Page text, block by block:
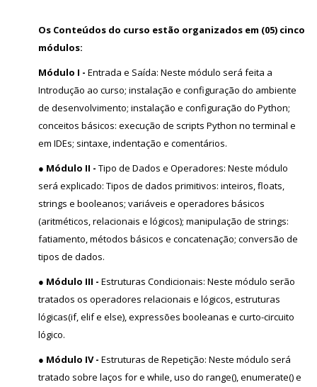
Os Conteúdos do curso estão organizados em (05) cinco
módulos:
Módulo I - Entrada e Saída: Neste módulo será feita a
Introdução ao curso; instalação e configuração do ambiente
de desenvolvimento; instalação e configuração do Python;
conceitos básicos: execução de scripts Python no terminal e
em IDEs; sintaxe, indentação e comentários.
● Módulo II - Tipo de Dados e Operadores: Neste módulo
será explicado: Tipos de dados primitivos: inteiros, floats,
strings e booleanos; variáveis e operadores básicos
(aritméticos, relacionais e lógicos); manipulação de strings:
fatiamento, métodos básicos e concatenação; conversão de
tipos de dados.
● Módulo III - Estruturas Condicionais: Neste módulo serão
tratados os operadores relacionais e lógicos, estruturas
lógicas(if, elif e else), expressões booleanas e curto-circuito
lógico.
● Módulo IV - Estruturas de Repetição: Neste módulo será
tratado sobre laços for e while, uso do range(), enumerate() e